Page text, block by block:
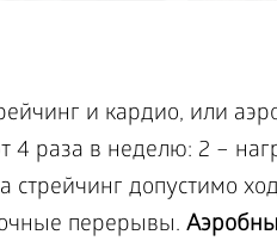
и кардио, или
4 раза в неделю: 2 –
стрейчинг допустимо
перерывы.